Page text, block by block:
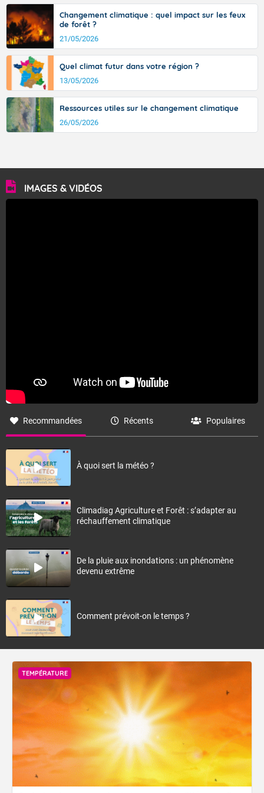
Changement climatique : quel impact sur les feux
de forêt ?
21/05/2026
Quel climat futur dans votre région ?
13/05/2026
Ressources utiles sur le changement climatique
26/05/2026
IMAGES & VIDÉOS
Recommandées Récents Populaires
À quoi sert la météo ?
Climadiag Agriculture et Forêt : s’adapter au
réchauffement climatique
De la pluie aux inondations : un phénomène
devenu extrême
Comment prévoit-on le temps ?
TEMPÉRATURE